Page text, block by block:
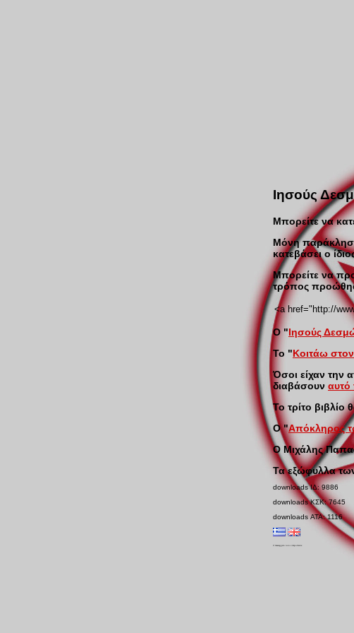
Ιησούς
Μπορείτε να
Μόνη
κατεβάσει ο
Μπορείτε να
τρόπος
Ο "Ιησούς
Το "Κοιτάω
Όσοι είχαν την
διαβάσουν αυτό
Το τρίτο βιβλίο
Ο "Απόκληρος
Ο Μιχάλης
Τα εξώφυλλα
downloads ΙΔ: 9886
downloads ΚΣΚ: 7645
downloads ΑΤΑ: 1116
il messaggero non e importante